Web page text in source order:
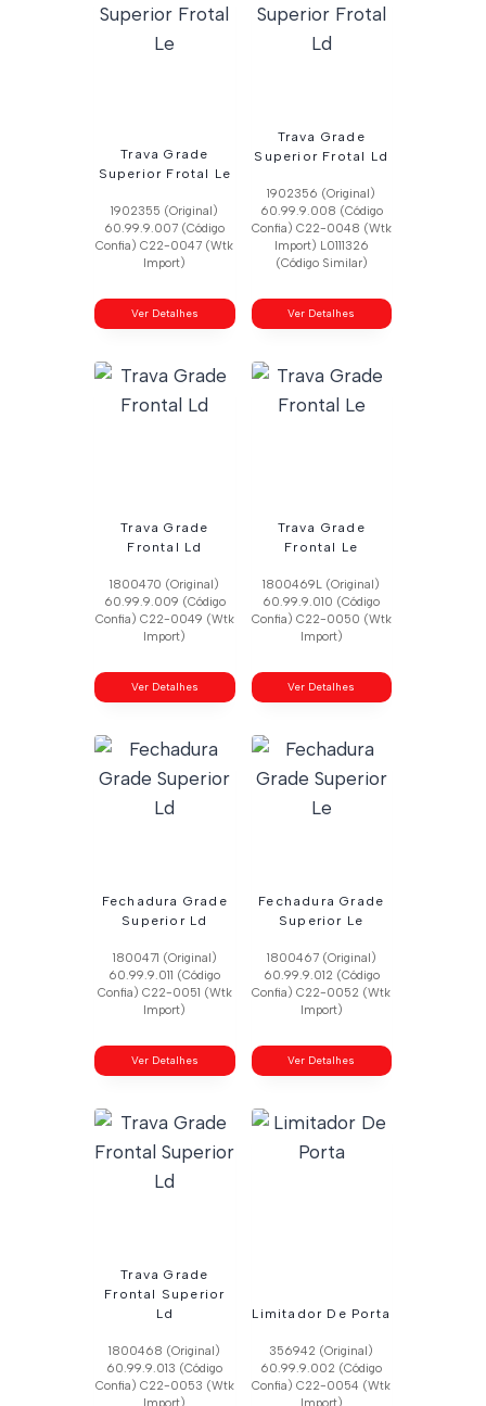
Trava Grade
Superior Frotal Le
1902355 (Original)
60.99.9.007 (Código
Confia) C22-0047 (Wtk
Import)
Ver Detalhes
Trava Grade
Superior Frotal Ld
1902356 (Original)
60.99.9.008 (Código
Confia) C22-0048 (Wtk
Import) L0111326
(Código Similar)
Ver Detalhes
Trava Grade
Frontal Ld
1800470 (Original)
60.99.9.009 (Código
Confia) C22-0049 (Wtk
Import)
Ver Detalhes
Trava Grade
Frontal Le
1800469L (Original)
60.99.9.010 (Código
Confia) C22-0050 (Wtk
Import)
Ver Detalhes
Fechadura Grade
Superior Ld
1800471 (Original)
60.99.9.011 (Código
Confia) C22-0051 (Wtk
Import)
Ver Detalhes
Fechadura Grade
Superior Le
1800467 (Original)
60.99.9.012 (Código
Confia) C22-0052 (Wtk
Import)
Ver Detalhes
Trava Grade
Frontal Superior
Ld
1800468 (Original)
60.99.9.013 (Código
Confia) C22-0053 (Wtk
Limitador De Porta
356942 (Original)
60.99.9.002 (Código
Confia) C22-0054 (Wtk